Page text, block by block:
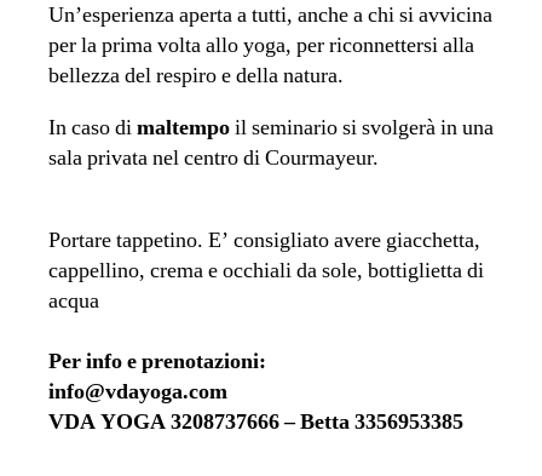
Un’esperienza aperta a tutti, anche a chi si avvicina
per la prima volta allo yoga, per riconnettersi alla
bellezza del respiro e della natura.
In caso dimaltempoil seminario si svolgerà in una
sala privata nel centro di Courmayeur.
Portare tappetino. E’ consigliato avere giacchetta,
cappellino, crema e occhiali da sole, bottiglietta di
acqua
Per info e prenotazioni:
info@vdayoga.com
VDA YOGA 3208737666 – Betta 3356953385